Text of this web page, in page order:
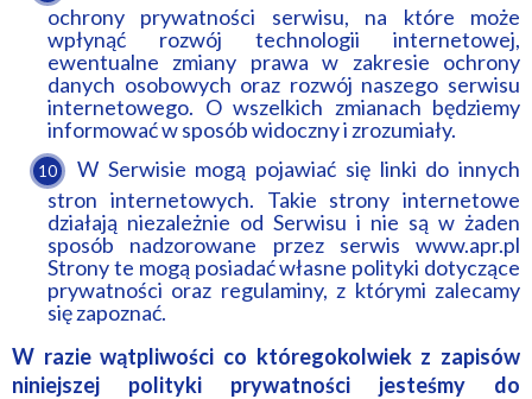
ochrony prywatności serwisu, na które może
wpłynąć rozwój technologii internetowej,
ewentualne zmiany prawa w zakresie ochrony
danych osobowych oraz rozwój naszego serwisu
internetowego. O wszelkich zmianach będziemy
informować w sposób widoczny i zrozumiały.
W Serwisie mogą pojawiać się linki do innych
stron internetowych. Takie strony internetowe
działają niezależnie od Serwisu i nie są w żaden
sposób nadzorowane przez serwis www.apr.pl
Strony te mogą posiadać własne polityki dotyczące
prywatności oraz regulaminy, z którymi zalecamy
się zapoznać.
W razie wątpliwości co któregokolwiek z zapisów
niniejszej polityki prywatności jesteśmy do